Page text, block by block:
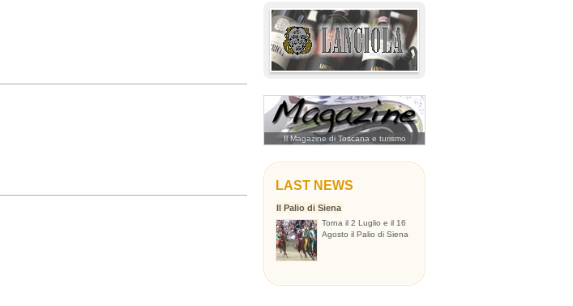
Il Magazine di Toscana e turismo
LAST NEWS
Il Palio di Siena
Torna il 2 Luglio e il 16
Agosto il Palio di Siena